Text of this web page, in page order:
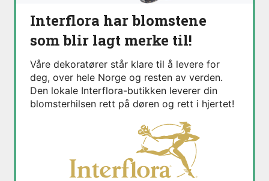
Interflora har blomstene
som blir lagt merke til!
Våre dekoratører står klare til å levere for
deg, over hele Norge og resten av verden.
Den lokale Interflora-butikken leverer din
blomsterhilsen rett på døren og rett i hjertet!